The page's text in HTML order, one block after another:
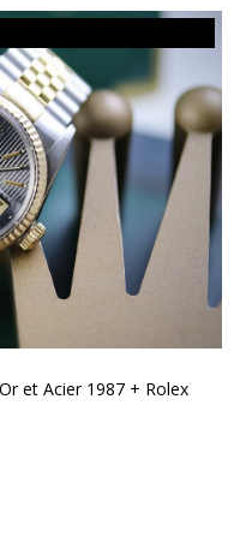
et Acier 1987 + Rolex